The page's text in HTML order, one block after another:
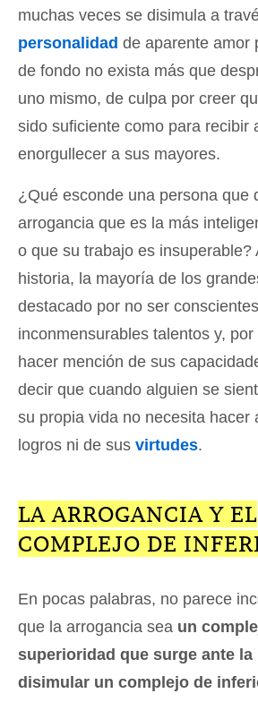
muchas veces se disimula a
personalidad de aparente amor
de fondo no exista más que
uno mismo, de culpa por creer
sido suficiente como para recibir
enorgullecer a sus mayores.
¿Qué esconde una persona que
arrogancia que es la más
o que su trabajo es insuperable?
historia, la mayoría de los
destacado por no ser
inconmensurables talentos y,
hacer mención de sus
decir que cuando alguien se
su propia vida no necesita hacer
logros ni de sus virtudes.
LA ARROGANCIA Y EL
COMPLEJO DE
En pocas palabras, no parece
que la arrogancia sea un
superioridad que surge ante la
disimular un complejo de